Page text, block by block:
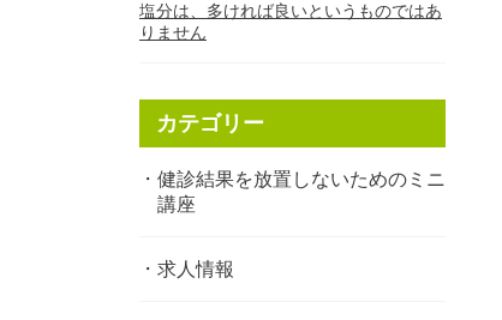
塩分は、多ければ良いというものではあ
りません
カテゴリー
健診結果を放置しないためのミニ
講座
求人情報